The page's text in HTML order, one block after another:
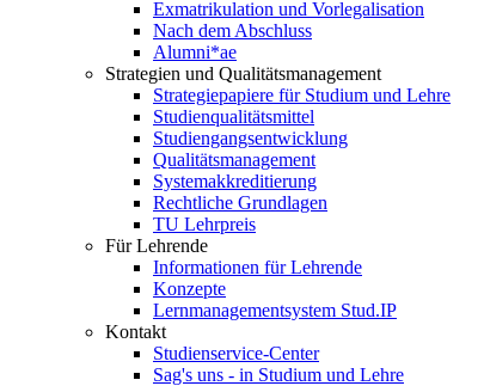
Exmatrikulation und Vorlegalisation
Nach dem Abschluss
Alumni*ae
Strategien und Qualitätsmanagement
Strategiepapiere für Studium und Lehre
Studienqualitätsmittel
Studiengangsentwicklung
Qualitätsmanagement
Systemakkreditierung
Rechtliche Grundlagen
TU Lehrpreis
Für Lehrende
Informationen für Lehrende
Konzepte
Lernmanagementsystem Stud.IP
Kontakt
Studienservice-Center
Sag's uns - in Studium und Lehre